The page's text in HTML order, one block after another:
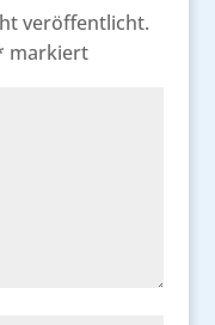
veröffentlicht.
markiert